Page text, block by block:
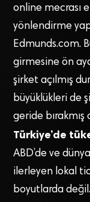
online mecrası
yönlendirme
Edmunds.com.
girmesine ön
şirket açılmış
büyüklükleri de
geride bırakmış
Türkiye’de
ABD’de ve
ilerleyen lokal
boyutlarda